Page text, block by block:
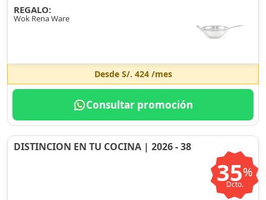
REGALO:
Wok Rena Ware
Desde S/. 424/mes
Consultar promoción
DISTINCION EN TU COCINA | 2026 - 38
35%
Dcto.